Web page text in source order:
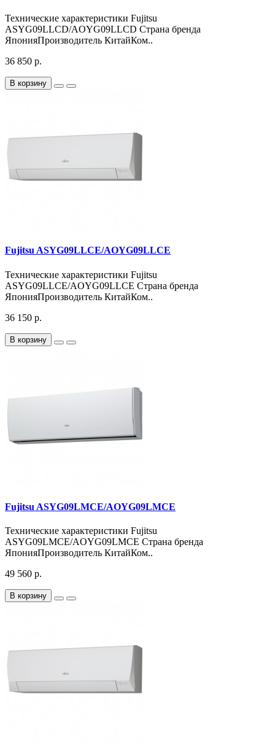
Технические характеристики Fujitsu
ASYG09LLCD/AOYG09LLCD Страна бренда
ЯпонияПроизводитель КитайКом..
36 850 р.
В корзину
Fujitsu ASYG09LLCE/AOYG09LLCE
Технические характеристики Fujitsu
ASYG09LLCE/AOYG09LLCE Страна бренда
ЯпонияПроизводитель КитайКом..
36 150 р.
В корзину
Fujitsu ASYG09LMCE/AOYG09LMCE
Технические характеристики Fujitsu
ASYG09LMCE/AOYG09LMCE Страна бренда
ЯпонияПроизводитель КитайКом..
49 560 р.
В корзину